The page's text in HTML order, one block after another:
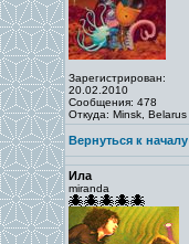
Зарегистрирован:
20.02.2010
Сообщения: 478
Откуда: Minsk, Belarus
Вернуться к началу
Ила
miranda